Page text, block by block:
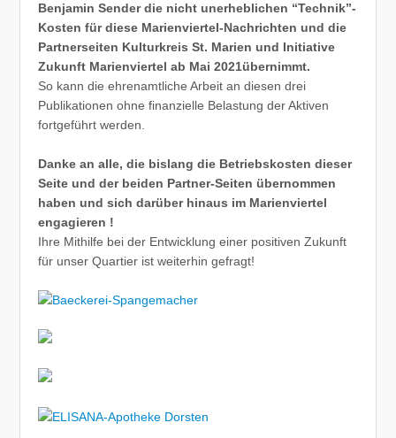
Benjamin Sender die nicht unerheblichen “Technik”-
Kosten für diese Marienviertel-Nachrichten und die
Partnerseiten Kulturkreis St. Marien und Initiative
Zukunft Marienviertel ab Mai 2021übernimmt.
So kann die ehrenamtliche Arbeit an diesen drei
Publikationen ohne finanzielle Belastung der Aktiven
fortgeführt werden.
Danke an alle, die bislang die Betriebskosten dieser
Seite und der beiden Partner-Seiten übernommen
haben und sich darüber hinaus im Marienviertel
engagieren !
Ihre Mithilfe bei der Entwicklung einer positiven Zukunft
für unser Quartier ist weiterhin gefragt!